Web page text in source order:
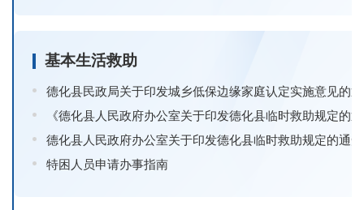
基本生活救助
德化县民政局关于印发城乡低保边缘家庭认定实施意见的
《德化县人民政府办公室关于印发德化县临时救助规定的
德化县人民政府办公室关于印发德化县临时救助规定的通知
特困人员申请办事指南